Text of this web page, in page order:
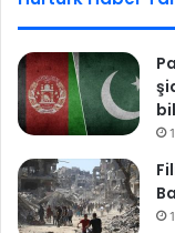
a
l
e
e
d
l
e
c